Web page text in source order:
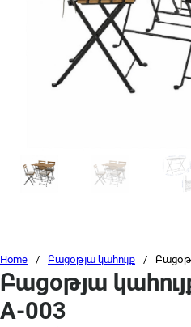
Home / Բացօթյա կահույք /
Բացօթյա
A-003